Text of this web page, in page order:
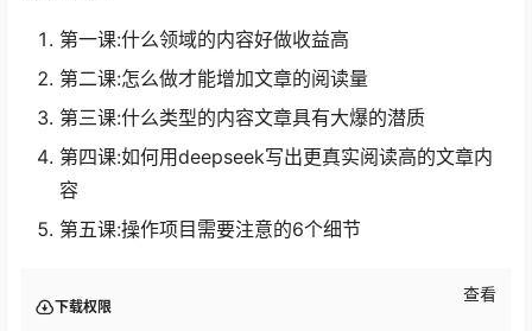
第一课:什么领域的内容好做收益高
第二课:怎么做才能增加文章的阅读量
第三课:什么类型的内容文章具有大爆的潜质
第四课:如何用deepseek写出更真实阅读高的文章内
容
第五课:操作项目需要注意的6个细节
下载权限
查看